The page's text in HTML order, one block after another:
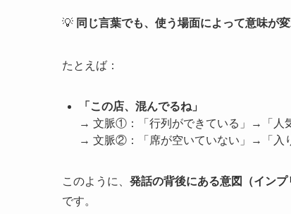
💡 同じ言葉でも、使う場面によって意味が
たとえば：
「この店、混んでるね」
→ 文脈①：「行列ができている」→「人
→ 文脈②：「席が空いていない」→「入
このように、 発話の背後にある意図（インプ
です。